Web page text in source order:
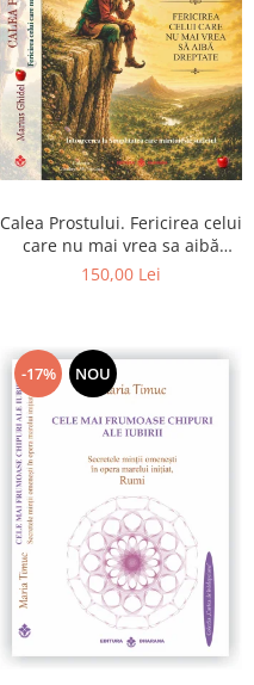
Calea Prostului. Fericirea celui
care nu mai vrea sa aibă
dreptate - Intoarcerea la
150,00 Lei
-17% NOU